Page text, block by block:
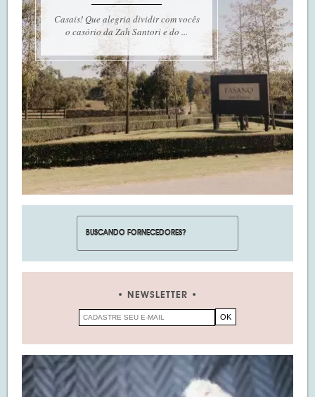
Casais! Que alegria dividir com vocês
o casório da Zah Santori e do ...
NEWSLETTER